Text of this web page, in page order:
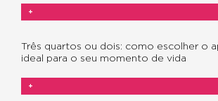
+
Três quartos ou dois: como escolher o
ideal para o seu momento de vida
+